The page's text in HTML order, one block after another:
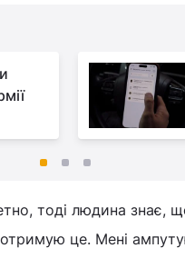
тоді людина
це. Мені